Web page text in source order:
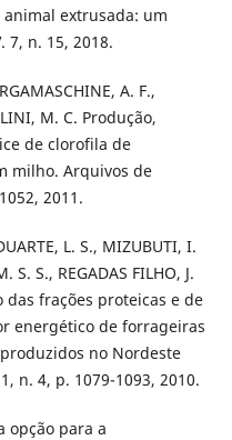
extrusada: um
7, n. 15, 2018.
A. F.,
M. C. Produção,
de clorofila de
milho. Arquivos de
2011.
L. S., MIZUBUTI, I.
S. S., REGADAS FILHO, J.
das frações proteicas e de
energético de forrageiras
no Nordeste
n. 4, p. 1079-1093, 2010.
opção para a